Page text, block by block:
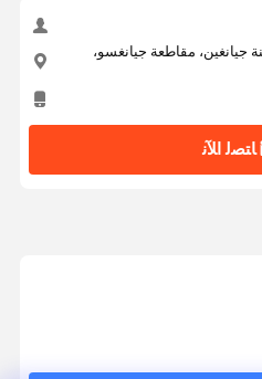
مدينة جيانغين، مقاطعة جيانغسو،
ﺎﺘﺼﻟ ﺍﻶﻧ